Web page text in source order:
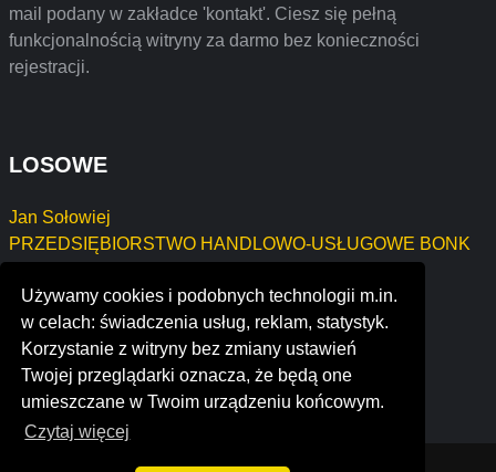
Używamy cookies i podobnych technologii m.in.
w celach: świadczenia usług, reklam, statystyk.
Korzystanie z witryny bez zmiany ustawień
Twojej przeglądarki oznacza, że będą one
umieszczane w Twoim urządzeniu końcowym.
Czytaj więcej
mail podany w zakładce 'kontakt'. Ciesz się pełną
funkcjonalnością witryny za darmo bez konieczności
rejestracji.
LOSOWE
Jan Sołowiej
PRZEDSIĘBIORSTWO HANDLOWO-USŁUGOWE BONK
the chins up foundation
tdh (the digital hub)
cloudcuddle
the wahl group